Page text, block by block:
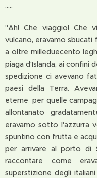
.....
"Ah! Che viaggio! Che
vulcano, eravamo
a oltre milleduecento
piaga d'Islanda, ai confini
spedizione ci avevano
paesi della Terra.
eterne per quelle
allontanato
eravamo sotto l'azzurra
spuntino con frutta e
per arrivare al porto di
raccontare come
superstizione degli